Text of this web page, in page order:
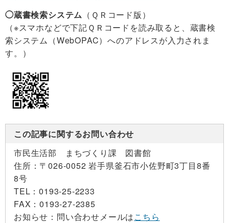
◯蔵書検索システム （ＱＲコード版）
（※スマホなどで下記ＱＲコードを読み取ると、蔵書検
索システム（WebOPAC）へのアドレスが入力されま
す。）
この記事に関するお問い合わせ
市民生活部 まちづくり課 図書館
住所： 〒026-0052 岩手県釜石市小佐野町3丁目8番
8号
TEL：0193-25-2233
FAX：0193-27-2385
お知らせ： 問い合わせメールはこちら